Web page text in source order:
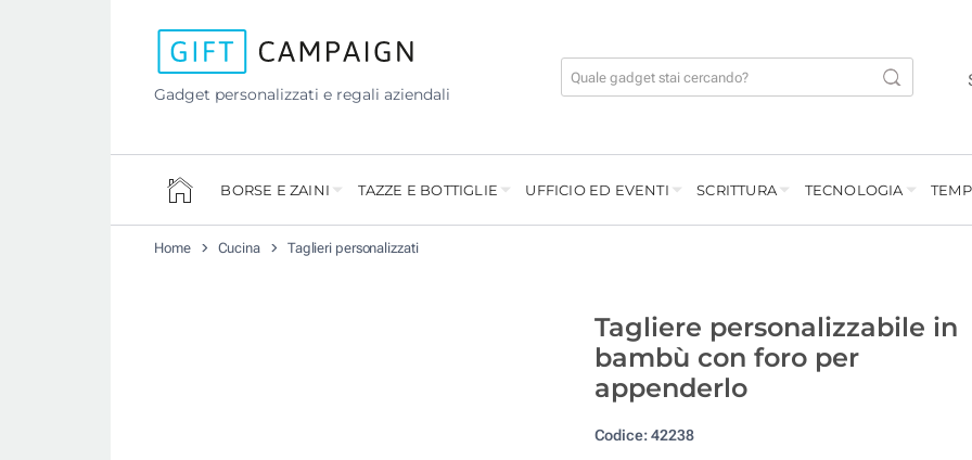
Gadget personalizzati e regali aziendali
BORSE E ZAINI TAZZE E BOTTIGLIE UFFICIO ED EVENTI SCRITTURA TECNOLOGIA
Home Cucina Taglieri personalizzati
Tagliere personalizzabile in
bambù con foro per
appenderlo
Codice: 42238